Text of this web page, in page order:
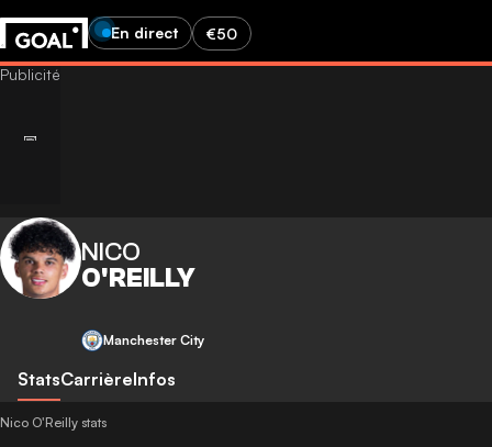
En direct €50
NICO
O'REILLY
Manchester City
StatsCarrièreInfos
Nico O'Reilly stats